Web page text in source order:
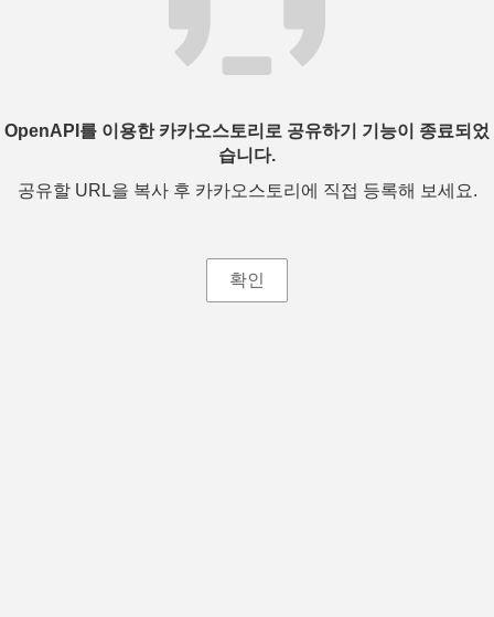
OpenAPI를 이용한 카카오스토리로 공유하기 기능이 종료되었
습니다.
공유할 URL을 복사 후 카카오스토리에 직접 등록해 보세요.
확인